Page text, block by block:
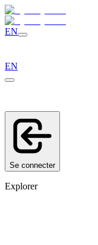
EN
EN
Se connecter
Explorer